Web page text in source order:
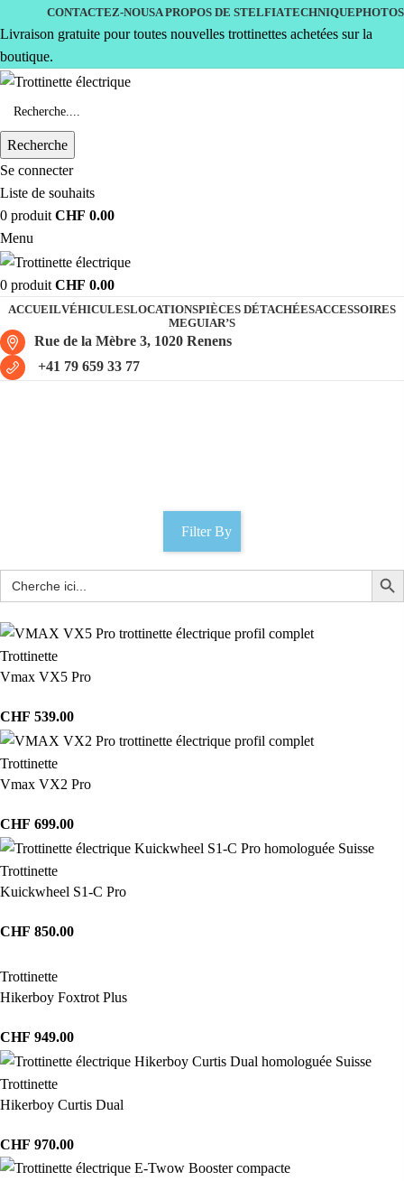
CONTACTEZ-NOUSA PROPOS DE STELFIATECHNIQUEPHOTOS
Livraison gratuite pour toutes nouvelles trottinettes achetées sur la
boutique.
Recherche
Se connecter
Liste de souhaits
0 produit CHF 0.00
Menu
0 produit CHF 0.00
ACCUEILVÉHICULESLOCATIONSPIÈCES DÉTACHÉESACCESSOIRES
MEGUIAR’S
Rue de la Mèbre 3, 1020 Renens
+41 79 659 33 77
Filter By
Trottinette
Vmax VX5 Pro
CHF 539.00
Trottinette
Vmax VX2 Pro
CHF 699.00
Trottinette
Kuickwheel S1-C Pro
CHF 850.00
Trottinette
Hikerboy Foxtrot Plus
CHF 949.00
Trottinette
Hikerboy Curtis Dual
CHF 970.00